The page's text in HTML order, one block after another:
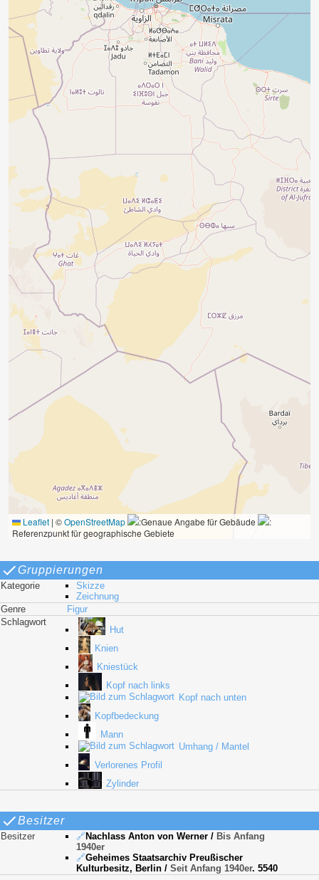
Leaflet | ©OpenStreetMap :Genaue Angabe für Gebäude
:
Referenzpunkt für geographische Gebiete
Gruppierungen
Kategorie
Skizze
Zeichnung
Genre
Figur
Schlagwort
Hut
Knien
Kniestück
Kopf nach links
Kopf nach unten
Kopfbedeckung
Mann
Umhang / Mantel
Verlorenes Profil
Zylinder
Besitzer
Besitzer 🔗Nachlass Anton von Werner / Bis Anfang
1940er
🔗Geheimes Staatsarchiv Preußischer
Kulturbesitz, Berlin /Seit Anfang 1940er. 5540